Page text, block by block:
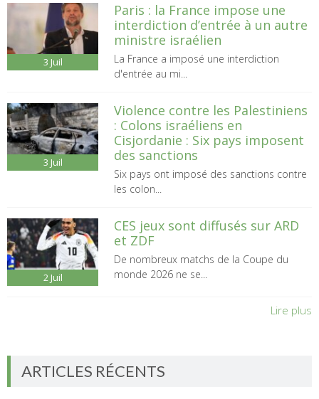
3 Juil
Paris : la France impose une
interdiction d’entrée à un autre
ministre israélien
La France a imposé une interdiction
d'entrée au mi...
3 Juil
Violence contre les Palestiniens
: Colons israéliens en
Cisjordanie : Six pays imposent
des sanctions
Six pays ont imposé des sanctions contre
les colon...
2 Juil
CES jeux sont diffusés sur ARD
et ZDF
De nombreux matchs de la Coupe du
monde 2026 ne se...
Lire plus
ARTICLES RÉCENTS